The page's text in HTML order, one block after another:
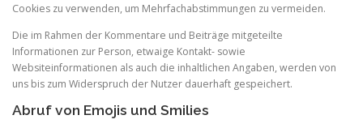
Cookies zu verwenden, um Mehrfachabstimmungen zu vermeiden.
Die im Rahmen der Kommentare und Beiträge mitgeteilte
Informationen zur Person, etwaige Kontakt- sowie
Websiteinformationen als auch die inhaltlichen Angaben, werden von
uns bis zum Widerspruch der Nutzer dauerhaft gespeichert.
Abruf von Emojis und Smilies